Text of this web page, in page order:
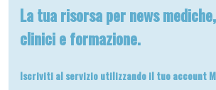
La tua risorsa per news
clinici e formazione.
Iscriviti al servizio utilizzando il tuo account